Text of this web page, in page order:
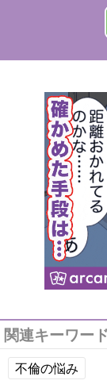
関連キーワー
不倫の悩み